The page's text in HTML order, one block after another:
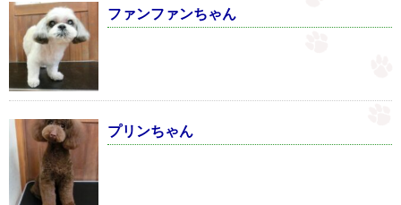
ファンファンちゃん
プリンちゃん